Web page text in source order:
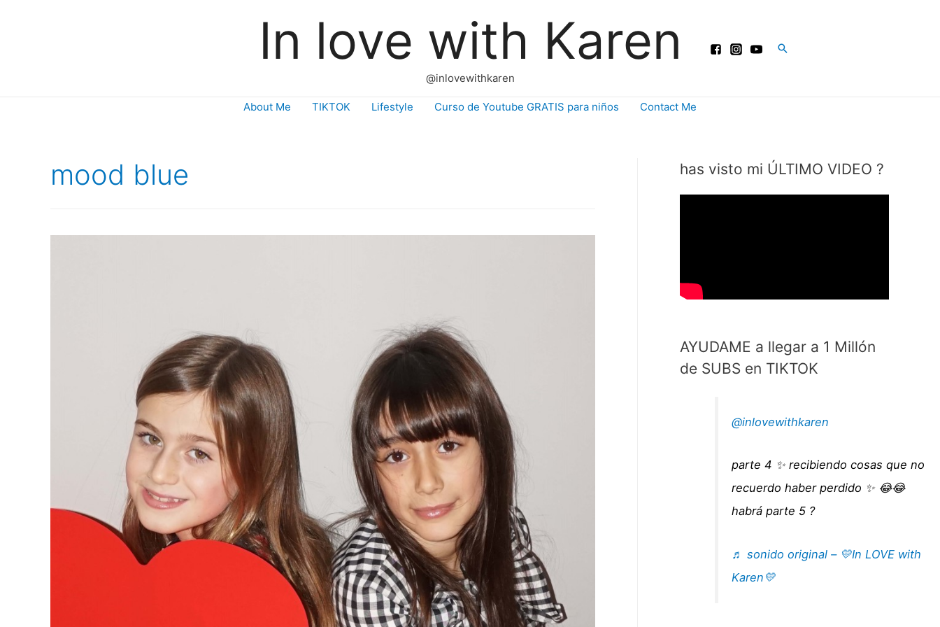
In love with Karen
@inlovewithkaren
Buscar
About Me TIKTOK Lifestyle Curso de Youtube GRATIS para niños Contact Me
mood blue has visto mi ÚLTIMO VIDEO ?
AYUDAME a llegar a 1 Millón
de SUBS en TIKTOK
@inlovewithkaren
parte 4 ✨ recibiendo cosas que no
recuerdo haber perdido ✨ 😂😂
habrá parte 5 ?
♬ sonido original – 💛In LOVE with
Karen💛